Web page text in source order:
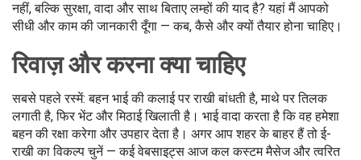
नहीं, बल्कि सुरक्षा, वादा और साथ बिताए लम्हों की याद है? यहां मैं आपको
सीधी और काम की जानकारी दूँगा — कब, कैसे और क्यों तैयार होना चाहिए।
रिवाज़ और करना क्या चाहिए
सबसे पहले रस्में: बहन भाई की कलाई पर राखी बांधती है, माथे पर तिलक
लगाती है, फिर भेंट और मिठाई खिलाती है। भाई वादा करता है कि वह हमेशा
बहन की रक्षा करेगा और उपहार देता है। अगर आप शहर के बाहर हैं तो ई-
राखी का विकल्प चुनें — कई वेबसाइट्स आज कल कस्टम मैसेज और त्वरित